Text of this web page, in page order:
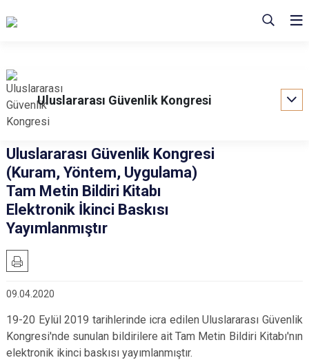
Uluslararası Güvenlik Kongresi
Uluslararası Güvenlik Kongresi
(Kuram, Yöntem, Uygulama)
Tam Metin Bildiri Kitabı
Elektronik İkinci Baskısı
Yayımlanmıştır
09.04.2020
19-20 Eylül 2019 tarihlerinde icra edilen Uluslararası Güvenlik
Kongresi'nde sunulan bildirilere ait Tam Metin Bildiri Kitabı'nın
elektronik ikinci baskısı yayımlanmıştır.